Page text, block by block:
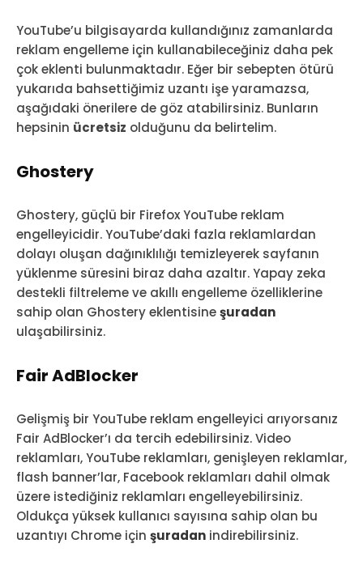
YouTube’u bilgisayarda kullandığınız zamanlarda
reklam engelleme için kullanabileceğiniz daha pek
çok eklenti bulunmaktadır. Eğer bir sebepten ötürü
yukarıda bahsettiğimiz uzantı işe yaramazsa,
aşağıdaki önerilere de göz atabilirsiniz. Bunların
hepsinin ücretsiz olduğunu da belirtelim.
Ghostery
Ghostery, güçlü bir Firefox YouTube reklam
engelleyicidir. YouTube’daki fazla reklamlardan
dolayı oluşan dağınıklılığı temizleyerek sayfanın
yüklenme süresini biraz daha azaltır. Yapay zeka
destekli filtreleme ve akıllı engelleme özelliklerine
sahip olan Ghostery eklentisineşuradan
ulaşabilirsiniz.
Fair AdBlocker
Gelişmiş bir YouTube reklam engelleyici arıyorsanız
Fair AdBlocker’ı da tercih edebilirsiniz. Video
reklamları, YouTube reklamları, genişleyen reklamlar,
flash banner’lar, Facebook reklamları dahil olmak
üzere istediğiniz reklamları engelleyebilirsiniz.
Oldukça yüksek kullanıcı sayısına sahip olan bu
uzantıyı Chrome için şuradan indirebilirsiniz.